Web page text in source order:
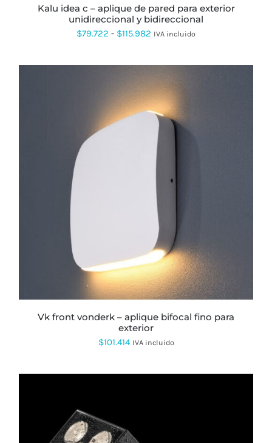
LA
PÁGINA
DE
kalu idea c – aplique de pared para exterior
unidireccional y bidireccional
$79.722 - $115.982 Rango
precios:
desde
$79.722
hasta
$115.982
IVA incluido
PRODUCTO
MÚLTIPLES
VARIANTES.
OPCIONES
SE
PUEDEN
ELEGIR
EN
PÁGINA
DE
vk front vonderk – aplique bifocal fino para
exterior
$101.414 IVA incluido